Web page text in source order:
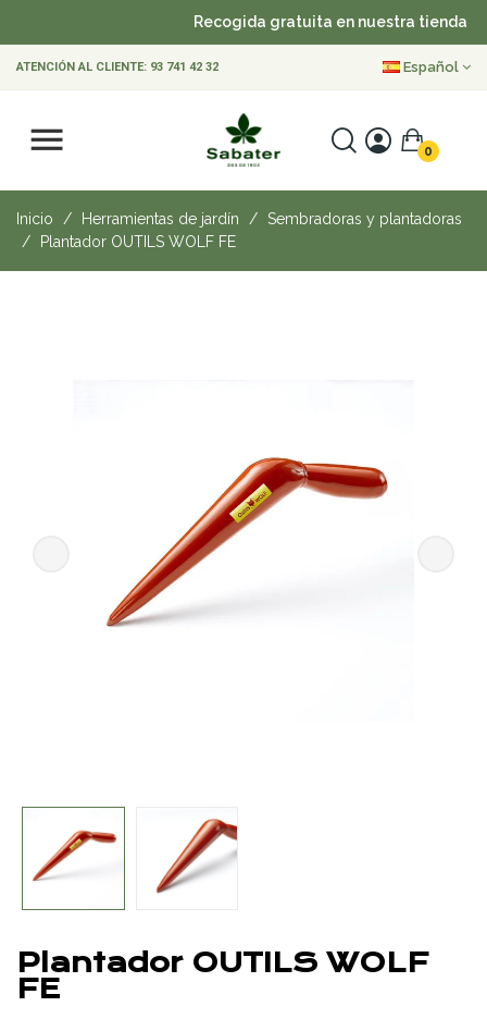
Recogida gratuita en nuestra tienda
ATENCIÓN AL CLIENTE: 93 741 42 32 Español
0
Inicio Herramientas de jardín
Sembradoras y plantadoras
Plantador OUTILS WOLF FE
Plantador OUTILS WOLF
FE